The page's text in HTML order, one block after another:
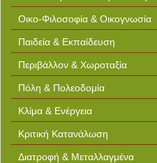
Οικο-Φιλοσοφία & Οικογνωσία
Παιδεία & Εκπαίδευση
Περιβάλλον & Χωροταξία
Πόλη & Πολεοδομία
Κλίμα & Ενέργεια
Κριτική Κατανάλωση
Διατροφή & Μεταλλαγμένα